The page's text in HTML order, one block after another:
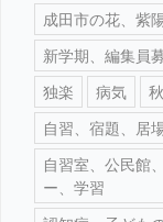
成田市の花、紫
新学期、編集員
独楽
病気 秋
自習、宿題、居
自習室、公民館
ー、学習